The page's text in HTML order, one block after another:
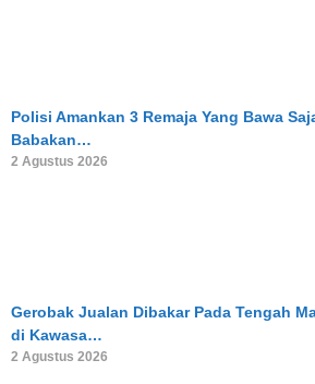
Polisi Amankan 3 Remaja Yang Bawa
Babakan…
2 Agustus 2026
Gerobak Jualan Dibakar Pada Tengah
di Kawasa…
2 Agustus 2026